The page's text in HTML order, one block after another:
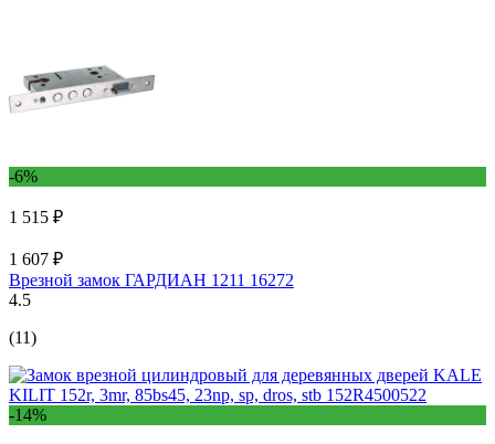
-6%
1 515 ₽
1 607 ₽
Врезной замок ГАРДИАН 1211 16272
4.5
(11)
-14%